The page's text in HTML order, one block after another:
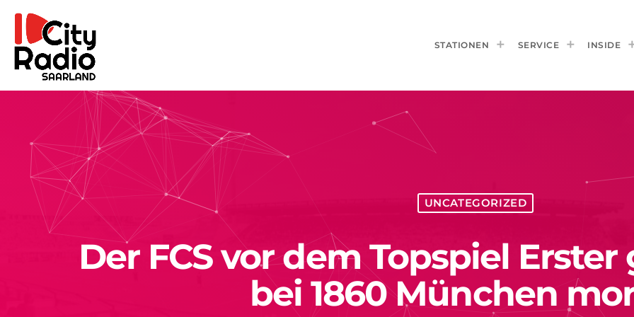
STATIONEN SERVICE INSIDE
UNCATEGORIZED
Der FCS vor dem Topspiel
bei 1860 München